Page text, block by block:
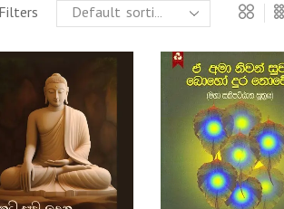
Filters